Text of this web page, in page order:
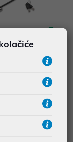
Keyed la
u prethodnih 30 dana